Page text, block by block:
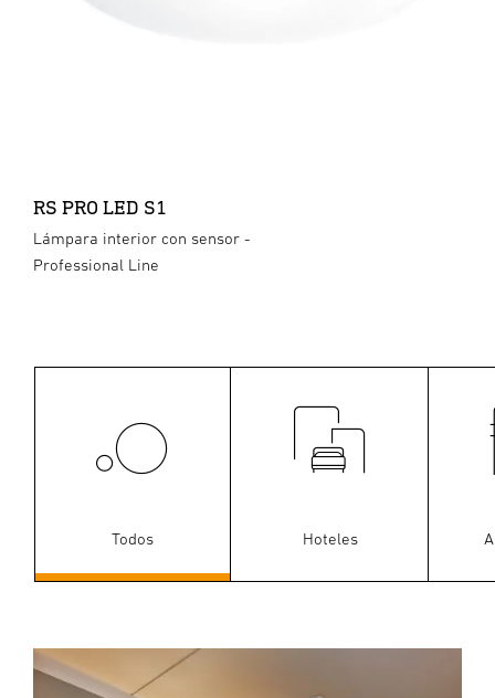
RS PRO LED S1
Lámpara interior con sensor -
Professional Line
Todos Hoteles